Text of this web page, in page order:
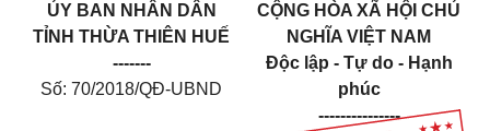
ỦY BAN NHÂN DÂN
TỈNH THỪA THIÊN HUẾ
-------
Số: 70/2018/QĐ-UBND
CỘNG HÒA XÃ HỘI CHỦ
NGHĨA VIỆT NAM
Độc lập - Tự do - Hạnh
phúc
---------------